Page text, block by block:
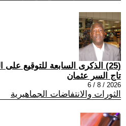
(25) الذكرى السابعة للتوقيع على الوثيقة الدستورية
تاج السر عثمان
2026 / 8 / 6
الثورات والانتفاضات الجماهيرية